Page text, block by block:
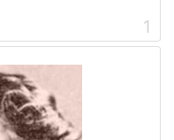
1